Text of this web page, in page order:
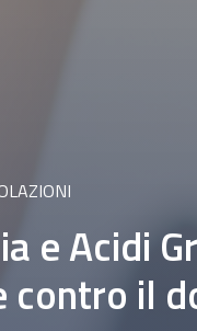
e Acidi
contro il